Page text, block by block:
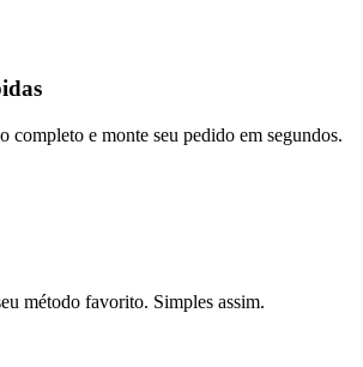
completo e monte seu pedido em segundos.
método favorito. Simples assim.